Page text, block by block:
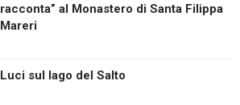
racconta” al Monastero di Santa Filippa
Mareri
Luci sul lago del Salto